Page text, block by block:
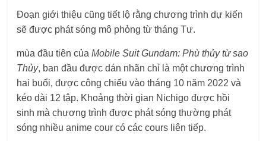
Đoạn giới thiệu cũng tiết lộ rằng chương trình dự kiến ​​
sẽ được phát sóng mô phỏng từ tháng Tư.
mùa đầu tiên củaMobile Suit Gundam: Phù thủy từ sao
Thủy, ban đầu được dán nhãn chỉ là một chương trình
hai buổi, được công chiếu vào tháng 10 năm 2022 và
kéo dài 12 tập. Khoảng thời gian Nichigo được hồi
sinh mà chương trình được phát sóng thường phát
sóng nhiều anime cour có các cours liên tiếp.